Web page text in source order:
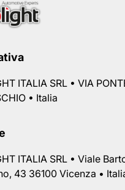
ITALIA SRL • VIA
• Italia
ITALIA SRL • Viale
43 36100 Vicenza •